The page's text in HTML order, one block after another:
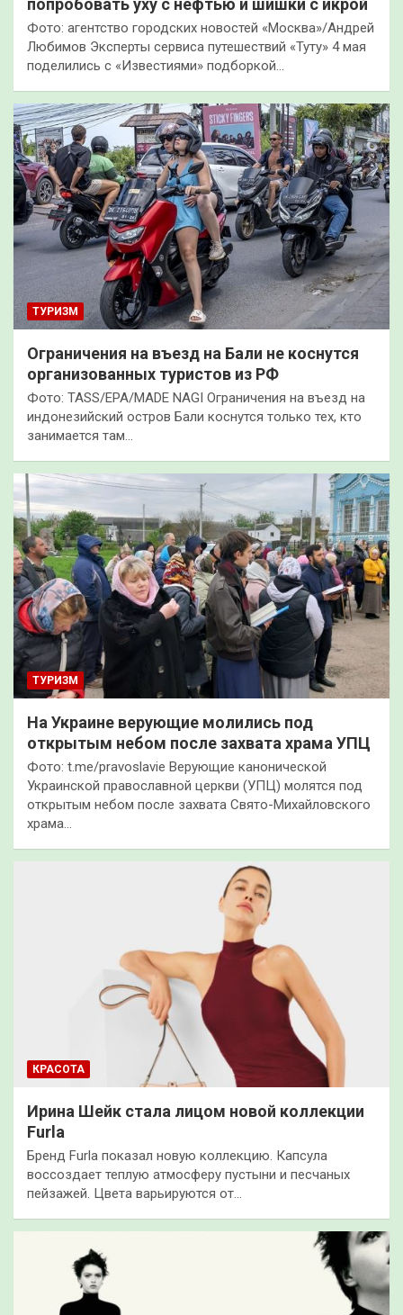
попробовать уху с нефтью и шишки с икрой
Фото: агентство городских новостей «Москва»/Андрей
Любимов Эксперты сервиса путешествий «Туту» 4 мая
поделились с «Известиями» подборкой…
ТУРИЗМ
Ограничения на въезд на Бали не коснутся
организованных туристов из РФ
Фото: TASS/EPA/MADE NAGI Ограничения на въезд на
индонезийский остров Бали коснутся только тех, кто
занимается там…
ТУРИЗМ
На Украине верующие молились под
открытым небом после захвата храма УПЦ
Фото: t.me/pravoslavie Верующие канонической
Украинской православной церкви (УПЦ) молятся под
открытым небом после захвата Свято-Михайловского
храма…
КРАСОТА
Ирина Шейк стала лицом новой коллекции
Furla
Бренд Furla показал новую коллекцию. Капсула
воссоздает теплую атмосферу пустыни и песчаных
пейзажей. Цвета варьируются от…